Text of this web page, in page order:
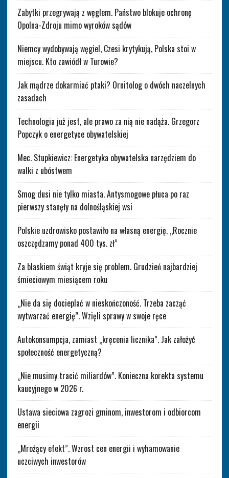
Zabytki przegrywają z węglem. Państwo blokuje ochronę
Opolna-Zdroju mimo wyroków sądów
Niemcy wydobywają węgiel, Czesi krytykują, Polska stoi w
miejscu. Kto zawiódł w Turowie?
Jak mądrze dokarmiać ptaki? Ornitolog o dwóch naczelnych
zasadach
Technologia już jest, ale prawo za nią nie nadąża. Grzegorz
Popczyk o energetyce obywatelskiej
Mec. Stupkiewicz: Energetyka obywatelska narzędziem do
walki z ubóstwem
Smog dusi nie tylko miasta. Antysmogowe płuca po raz
pierwszy stanęły na dolnośląskiej wsi
Polskie uzdrowisko postawiło na własną energię. „Rocznie
oszczędzamy ponad 400 tys. zł”
Za blaskiem świąt kryje się problem. Grudzień najbardziej
śmieciowym miesiącem roku
„Nie da się docieplać w nieskończoność. Trzeba zacząć
wytwarzać energię”. Wzięli sprawy w swoje ręce
Autokonsumpcja, zamiast „kręcenia licznika”. Jak założyć
społeczność energetyczną?
„Nie musimy tracić miliardów”. Konieczna korekta systemu
kaucyjnego w 2026 r.
Ustawa sieciowa zagrozi gminom, inwestorom i odbiorcom
energii
„Mrożący efekt”. Wzrost cen energii i wyhamowanie
uczciwych inwestorów